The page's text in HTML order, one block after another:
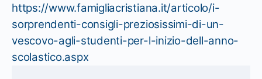
https://www.famigliacristiana.it/articolo/i-
sorprendenti-consigli-preziosissimi-di-un-
vescovo-agli-studenti-per-l-inizio-dell-anno-
scolastico.aspx